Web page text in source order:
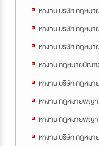
หางาน บริษัท กฎหม
หางาน บริษัท กฎหม
หางาน บริษัท กฎหม
หางาน กฎหมายบัณฑิ
หางาน บริษัท กฎหม
หางาน กฎหมายพญา
หางาน กฎหมายพญา
หางาน บริษัท กฎหม